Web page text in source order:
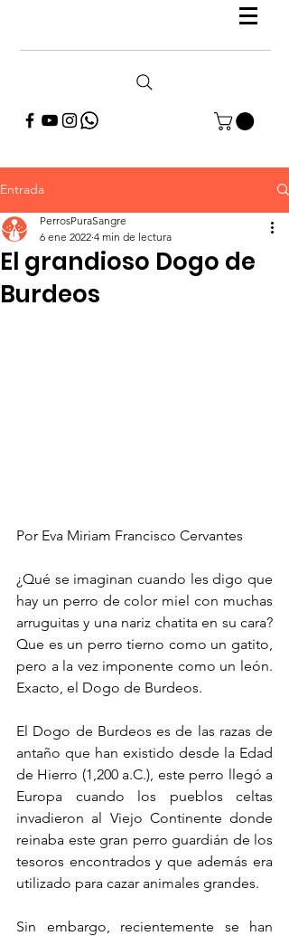
Entrada
El grandioso Dogo de
Burdeos
PerrosPuraSangre
6 ene 2022 4 min de lectura
Por Eva Miriam Francisco Cervantes
¿Qué se imaginan cuando les digo que
hay un perro de color miel con muchas
arruguitas y una nariz chatita en su cara?
Que es un perro tierno como un gatito,
pero a la vez imponente como un león.
Exacto, el Dogo de Burdeos.
El Dogo de Burdeos es de las razas de
antaño que han existido desde la Edad
de Hierro (1,200 a.C.), este perro llegó a
Europa cuando los pueblos celtas
invadieron al Viejo Continente donde
reinaba este gran perro guardián de los
tesoros encontrados y que además era
utilizado para cazar animales grandes.
Sin embargo, recientemente se han